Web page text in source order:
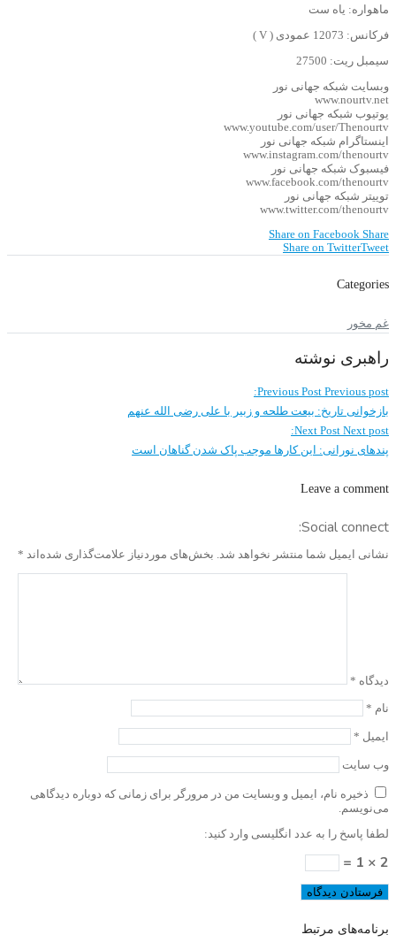
ماهواره: یاه ست
فرکانس: 12073 عمودی ( V )
سیمبل ریت: 27500
وبسایت شبکه جهانی نور
www.nourtv.net
یوتیوب شبکه جهانی نور
www.youtube.com/user/Thenourtv
اینستاگرام شبکه جهانی نور
www.instagram.com/thenourtv
فیسبوک شبکه جهانی نور
www.facebook.com/thenourtv
توییتر شبکه جهانی نور
www.twitter.com/thenourtv
Share on Facebook Share
Share on TwitterTweet
Categories
غم مخور
راهبری نوشته
Previous Post Previous post:
بازخوانی تاریخ: بیعت طلحه و زبیر با علی رضی الله عنهم
Next Post Next post:
پندهای نورانی: این کارها موجب پاک شدن گناهان است
Leave a comment
Social connect:
نشانی ایمیل شما منتشر نخواهد شد. بخش‌های موردنیاز علامت‌گذاری شده‌اند *
دیدگاه *
نام *
ایمیل *
وب‌ سایت
ذخیره نام، ایمیل و وبسایت من در مرورگر برای زمانی که دوباره دیدگاهی
می‌نویسم.
لطفا پاسخ را به عدد انگلیسی وارد کنید:
2 × 1 =
برنامه‌های مرتبط